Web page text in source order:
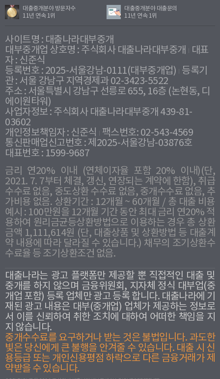
대출중개분야 방문자수
11년 연속 1위
대출중개분야 대출문의
11년 연속 1위
사이트명 : 대출나라대부중개
대부중개업 상호명 : 주식회사 대출나라대부중개
대표
자 : 신준식
등록번호 : 2025-서울강남-0111(대부중개업) 등록기
관 : 서울 강남구 지역경제과 02-3423-5522
주소 : 서울특별시 강남구 선릉로 655, 16층 (논현동, 디
에이원타워)
사업자정보 : 주식회사 대출나라대부중개 439-81-
03602
개인정보책임자 : 신준식
팩스번호: 02-543-4569
통신판매업신고번호 : 제2025-서울강남-03876호
대표번호 : 1599-9687
금리 연20% 이내 (연체이자율 포함 20% 이내)(단,
2021. 7. 7부터 체결, 갱신, 연장되는 계약에 한함), 취급
수수료 없음, 중도상환 수수료 없음, 중개수수료 없음, 추
가비용 없음. 상환기간 : 12개월 ~ 60개월 / 총 대출 비용
예시 : 100만원을 12개월 기간 동안 최대 금리 연20% 적
용하여 원리금균등상환방법으로 이용하는 경우 총 상환
금액 1,111,614원 (단, 대출상품 및 상환방법 등 대출계
약 내용에 따라 달라질 수 있습니다.) 채무의 조기상환수
수료율 등 조기상환조건 없음.
대출나라는 광고 플랫폼만 제공할 뿐 직접적인 대출 및
중개를 하지 않으며 금융위원회, 지자체 정식 대부업(중
개업 포함) 등록 업체만 광고 등록 합니다. 대출나라에 기
재된 광고 내용은 대부(중개업) 업체가 제공하는 정보로
서 이를 신뢰하여 취한 조치에 대하여 어떠한 책임을 지
지 않습니다.
중개수수료를 요구하거나 받는 것은 불법입니다. 과도한
빛은 당신에게 큰 불행을 안겨줄 수 있습니다. 대출 시 신
용등급 또는 개인신용평점 하락으로 다른 금융거래가 제
약받을 수 있습니다.